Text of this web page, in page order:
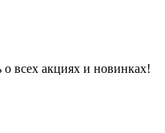
всех акциях и новинках!